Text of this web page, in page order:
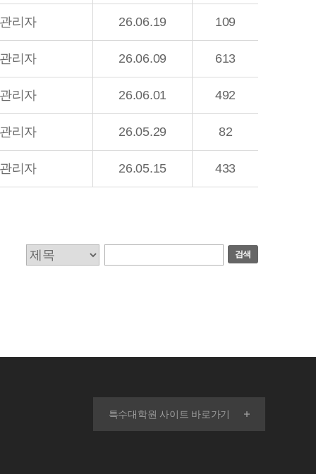
리자 26.06.19 109
리자 26.06.09 613
리자 26.06.01 492
리자 26.05.29 82
리자 26.05.15 433
검색
특수대학원 사이트 바로가기